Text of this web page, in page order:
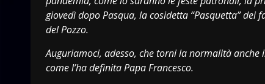
giovedì dopo Pasqua, la cosidetta “Pasquetta”
del Pozzo.
Auguriamoci, adesso, che torni la normalità anche
come l’ha definita Papa Francesco.